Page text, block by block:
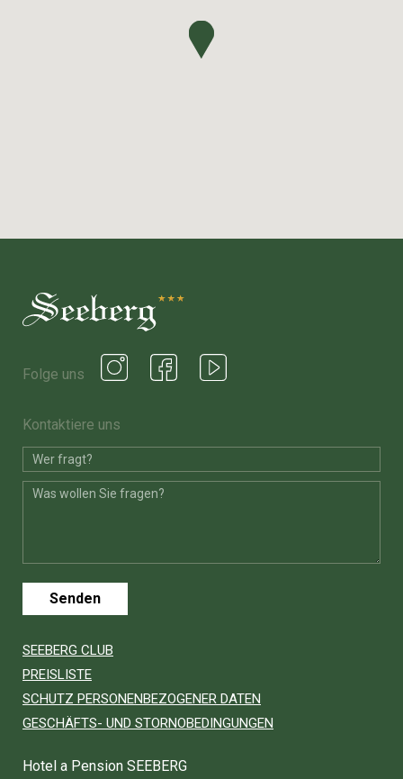
Folge uns
Kontaktiere uns
Senden
SEEBERG CLUB
PREISLISTE
SCHUTZ PERSONENBEZOGENER DATEN
GESCHÄFTS- UND STORNOBEDINGUNGEN
Hotel a Pension SEEBERG